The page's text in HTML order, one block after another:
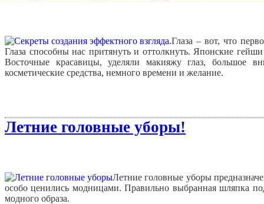
Глаза – вот, что
Глаза способны нас притянуть и оттолкнуть. Японские
Восточные красавицы, уделяли макияжу глаз, большое
косметические средства, немного времени и желание.
Летние головные уборы!
Летние головные уборы
особо ценились модницами. Правильно выбранная шляпка
модного образа.